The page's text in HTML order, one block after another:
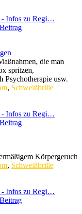
- Infos zu Regi…
die man
spritzen,
Psychotherapie usw.
, Schweißbrille
- Infos zu Regi…
Körpergeruch
, Schweißbrille
- Infos zu Regi…